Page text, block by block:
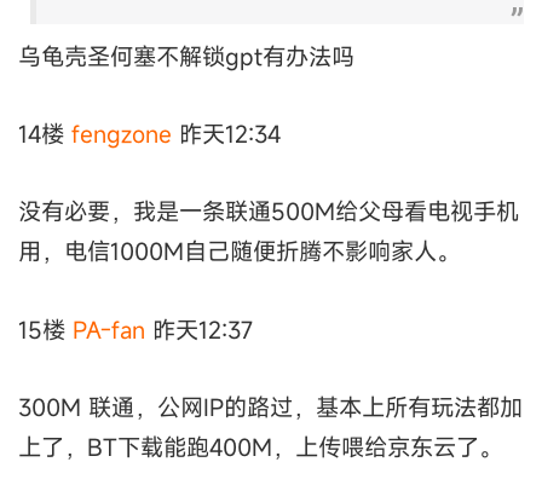
乌龟壳圣何塞不解锁gpt有办法吗
14楼 fengzone 昨天12:34
没有必要，我是一条联通500M给父母看电视手机
用，电信1000M自己随便折腾不影响家人。
15楼 PA-fan 昨天12:37
300M 联通，公网IP的路过，基本上所有玩法都加
上了，BT下载能跑400M，上传喂给京东云了。